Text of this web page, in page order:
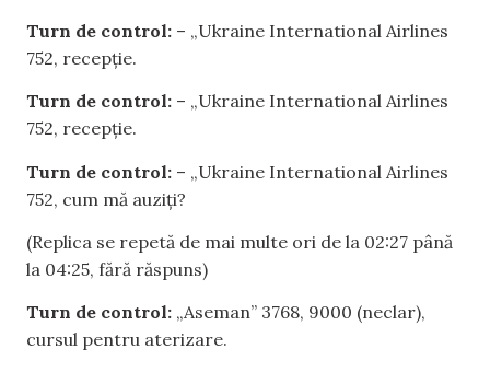
Turn de control: – „Ukraine International Airlines
752, recepție.
Turn de control: – „Ukraine International Airlines
752, recepție.
Turn de control: – „Ukraine International Airlines
752, cum mă auziți?
(Replica se repetă de mai multe ori de la 02:27 până
la 04:25, fără răspuns)
Turn de control: „Aseman” 3768, 9000 (neclar),
cursul pentru aterizare.